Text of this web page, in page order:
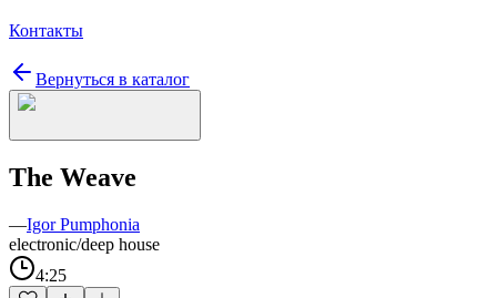
Контакты
Вернуться в каталог
The Weave
—Igor Pumphonia
electronic/deep house
4:25